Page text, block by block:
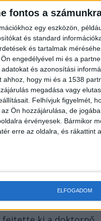
fontos a
egy eszközön,
és standard
és tartalmak
engedélyével mi és a
és azonosítási
hogy mi és a 1538
megadása vagy
Felhívjuk figyelmét,
Ön hozzájárulása, de
érvényesek. Bármikor
erre az oldalra, és rákattint
ELFOGADOM
a szakszolgálat
képes
csökken az izom-
látásunk vagy a
a
ha a test
indít el,
vér és ezzel
részt vevők
a gondolkodásuk